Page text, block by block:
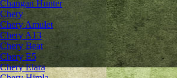
Changan Hunter
Chery
Chery Amulet
Chery A13
Chery Beat
Chery E5
Chery Elara